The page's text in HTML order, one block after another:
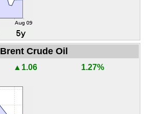
Brent Crude Oil
▲1.06 1.27%